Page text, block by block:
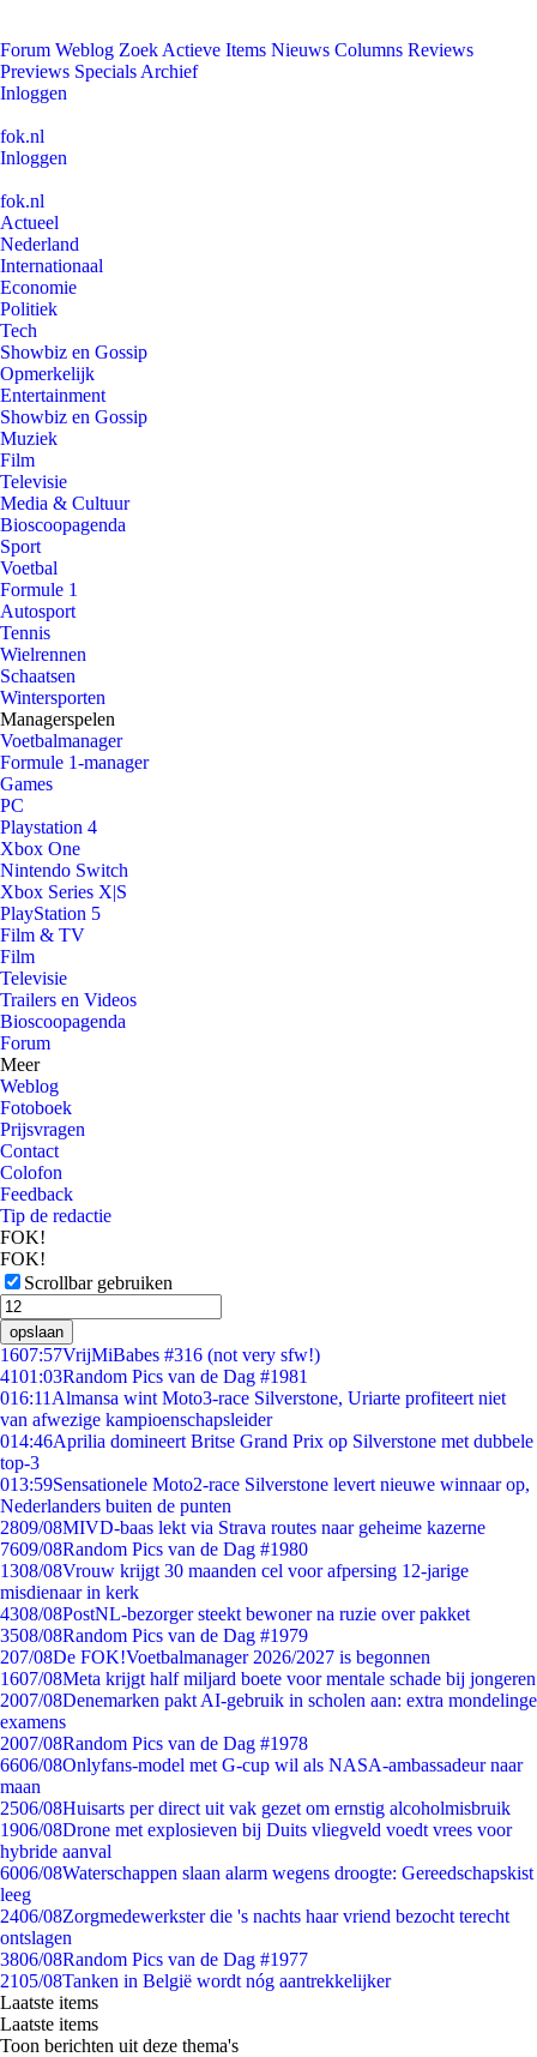
Forum Weblog Zoek Actieve Items Nieuws Columns Reviews
Previews Specials Archief
Inloggen
fok.nl
Inloggen
fok.nl
Actueel
Nederland
Internationaal
Economie
Politiek
Tech
Showbiz en Gossip
Opmerkelijk
Entertainment
Showbiz en Gossip
Muziek
Film
Televisie
Media & Cultuur
Bioscoopagenda
Sport
Voetbal
Formule 1
Autosport
Tennis
Wielrennen
Schaatsen
Wintersporten
Managerspelen
Voetbalmanager
Formule 1-manager
Games
PC
Playstation 4
Xbox One
Nintendo Switch
Xbox Series X|S
PlayStation 5
Film & TV
Film
Televisie
Trailers en Videos
Bioscoopagenda
Forum
Meer
Weblog
Fotoboek
Prijsvragen
Contact
Colofon
Feedback
Tip de redactie
FOK!
FOK!
Scrollbar gebruiken
opslaan
1607:57VrijMiBabes #316 (not very sfw!)
4101:03Random Pics van de Dag #1981
016:11 Almansa wint Moto3-race Silverstone, Uriarte profiteert niet
van afwezige kampioenschapsleider
014:46Aprilia domineert Britse Grand Prix op Silverstone met dubbele
top-3
013:59Sensationele Moto2-race Silverstone levert nieuwe winnaar op,
Nederlanders buiten de punten
2809/08MIVD-baas lekt via Strava routes naar geheime kazerne
7609/08Random Pics van de Dag #1980
1308/08Vrouw krijgt 30 maanden cel voor afpersing 12-jarige
misdienaar in kerk
4308/08PostNL-bezorger steekt bewoner na ruzie over pakket
3508/08Random Pics van de Dag #1979
207/08De FOK!Voetbalmanager 2026/2027 is begonnen
1607/08Meta krijgt half miljard boete voor mentale schade bij jongeren
2007/08Denemarken pakt AI-gebruik in scholen aan: extra mondelinge
examens
2007/08Random Pics van de Dag #1978
6606/08Onlyfans-model met G-cup wil als NASA-ambassadeur naar
maan
2506/08Huisarts per direct uit vak gezet om ernstig alcoholmisbruik
1906/08Drone met explosieven bij Duits vliegveld voedt vrees voor
hybride aanval
6006/08Waterschappen slaan alarm wegens droogte: Gereedschapskist
leeg
2406/08Zorgmedewerkster die 's nachts haar vriend bezocht terecht
ontslagen
3806/08Random Pics van de Dag #1977
2105/08Tanken in België wordt nóg aantrekkelijker
Laatste items
Laatste items
Toon berichten uit deze thema's